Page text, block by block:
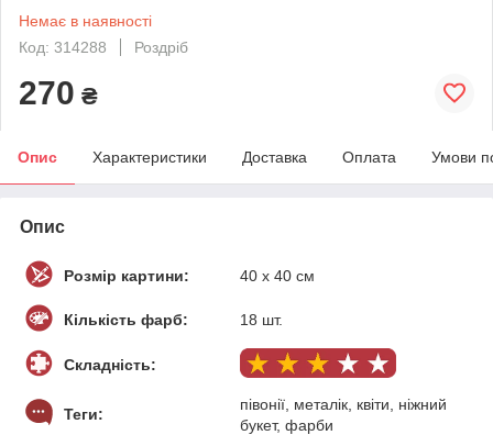
Немає в наявності
Код: 314288
Роздріб
270 ₴
Опис Характеристики Доставка Оплата Умови
Опис
Розмір картини: 40 х 40 см
Кількість фарб: 18 шт.
Складність:
Теги:
півонії, металік, квіти, ніжний
букет, фарби